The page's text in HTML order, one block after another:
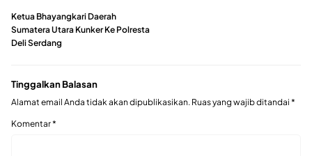
Ketua Bhayangkari Daerah
Sumatera Utara Kunker Ke Polresta
Deli Serdang
Tinggalkan Balasan
Alamat email Anda tidak akan dipublikasikan. Ruas yang wajib ditandai *
Komentar*